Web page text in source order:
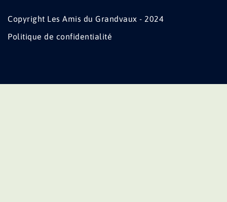
Copyright Les Amis du Grandvaux - 2024
Politique de confidentialité